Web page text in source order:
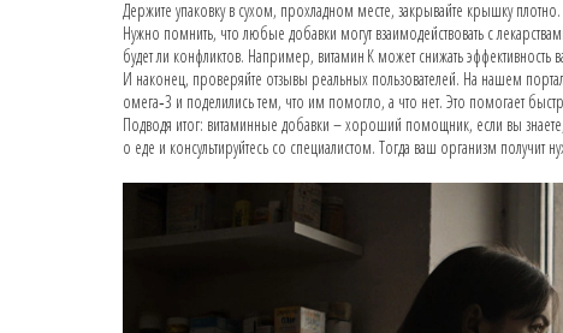
Держите упаковку в сухом, прохладном месте, закрывайте крышку плотно.
Нужно помнить, что любые добавки могут взаимодействовать с
будет ли конфликтов. Например, витамин K может снижать эффективность
И наконец, проверяйте отзывы реальных пользователей. На нашем
омега‑3 и поделились тем, что им помогло, а что нет. Это помогает
Подводя итог: витаминные добавки – хороший помощник, если вы
о еде и консультируйтесь со специалистом. Тогда ваш организм